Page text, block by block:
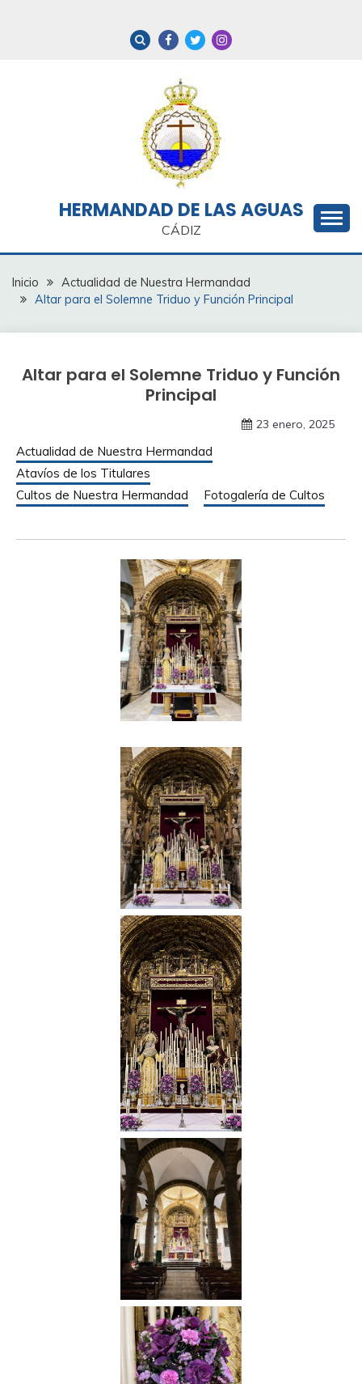
HERMANDAD DE LAS AGUAS
CÁDIZ
Inicio
Actualidad de Nuestra Hermandad
Altar para el Solemne Triduo y Función Principal
Altar para el Solemne Triduo y Función
Principal
23 enero, 2025
Actualidad de Nuestra Hermandad
Atavíos de los Titulares
Cultos de Nuestra Hermandad
Fotogalería de Cultos